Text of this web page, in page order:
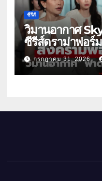
ซีรีส์
วิมานอากาศ
ซีรีส์ดราม่าฟอร์
กรกฎาคม 31, 2026